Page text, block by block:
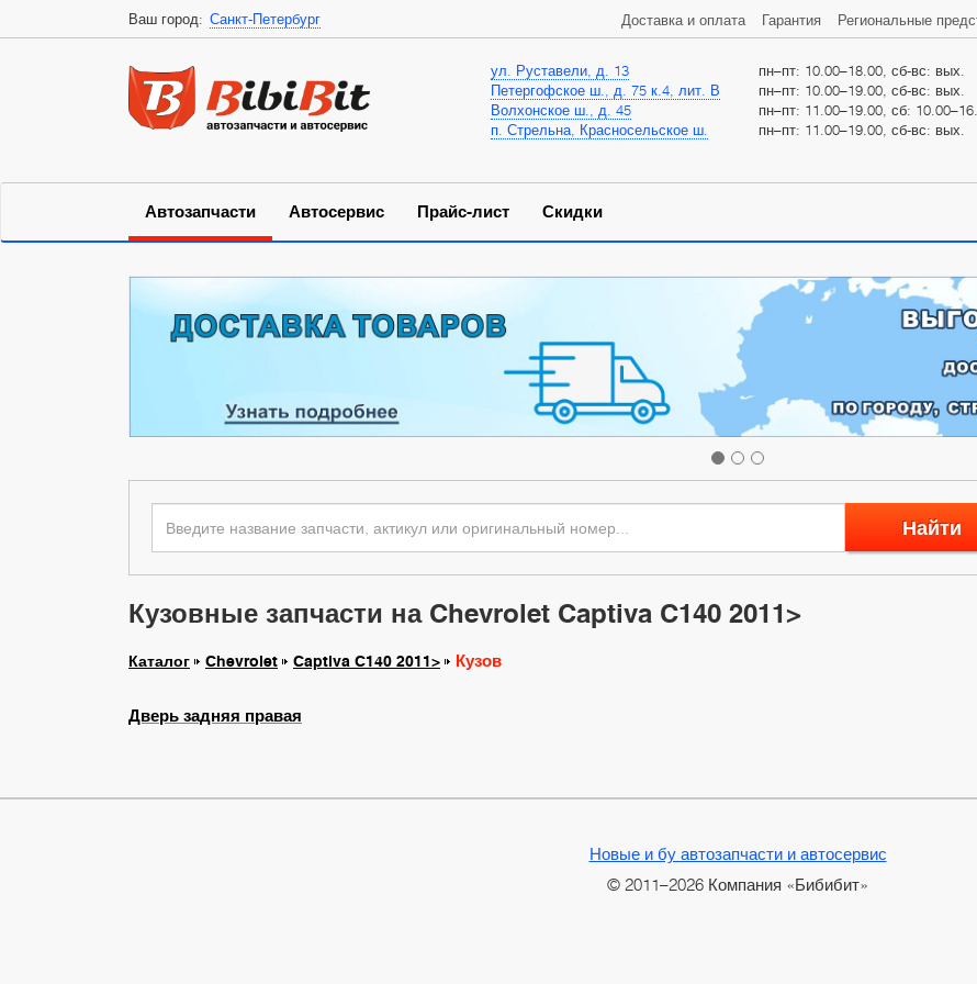
Ваш город: Санкт-Петербург
ул. Руставели, д. 13
пн–пт: 10.00–18.00, сб-вс: вых.
Петергофское ш., д. 75 к.4, лит. В
пн–пт: 10.00–19.00, сб-вс: вых.
Волхонское ш., д. 45
пн–пт: 11.00–19.00, сб:
п. Стрельна, Красносельское ш.
пн–пт: 11.00–19.00, сб-вс: вых.
Автозапчасти Автосервис Прайс-лист Скидки
Доставка и оплата Гарантия Региональные
Найти
Кузовные запчасти на Chevrolet Captiva C140 2011>
Каталог Chevrolet Captiva C140 2011> Кузов
Дверь задняя правая
Новые и бу автозапчасти и автосервис
© 2011–2026 Компания «Бибибит»